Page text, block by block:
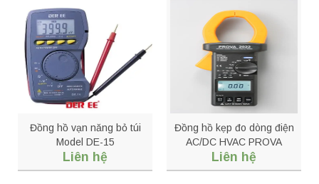
Đồng hồ vạn năng bỏ túi
Model DE-15
Liên hệ
Đồng hồ kẹp đo dòng điện
AC/DC HVAC PROVA
2022
Liên hệ